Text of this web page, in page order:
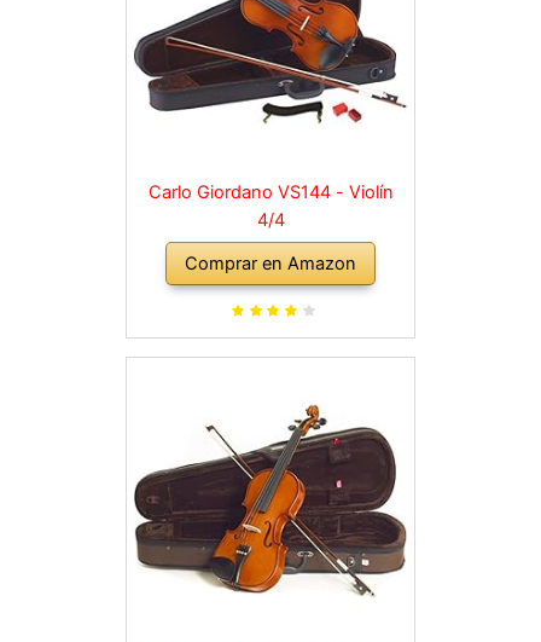
Carlo Giordano VS144 - Violín
4/4
Comprar en Amazon